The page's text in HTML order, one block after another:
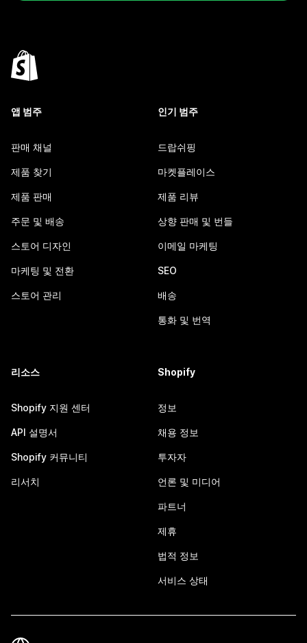
앱 범주
판매 채널
제품 찾기
제품 판매
주문 및 배송
스토어 디자인
마케팅 및 전환
스토어 관리
인기 범주
드랍쉬핑
마켓플레이스
제품 리뷰
상향 판매 및 번들
이메일 마케팅
SEO
배송
통화 및 번역
리소스
Shopify 지원 센터
API 설명서
Shopify 커뮤니티
리서치
Shopify
정보
채용 정보
투자자
언론 및 미디어
파트너
제휴
법적 정보
서비스 상태